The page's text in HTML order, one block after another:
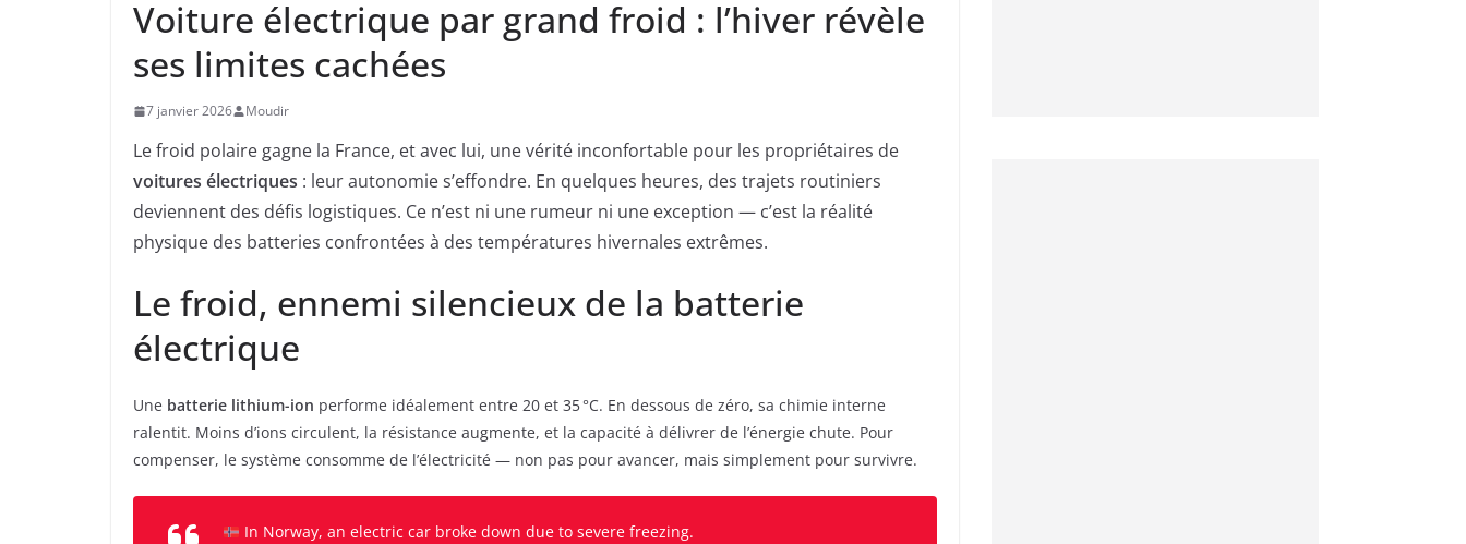
Voiture électrique par grand froid : l’hiver révèle
ses limites cachées
7 janvier 2026 Moudir
Le froid polaire gagne la France, et avec lui, une vérité inconfortable pour les propriétaires de
voitures électriques : leur autonomie s’effondre. En quelques heures, des trajets routiniers
deviennent des défis logistiques. Ce n’est ni une rumeur ni une exception — c’est la réalité
physique des batteries confrontées à des températures hivernales extrêmes.
Le froid, ennemi silencieux de la batterie
électrique
Une batterie lithium-ion performe idéalement entre 20 et 35 °C. En dessous de zéro, sa chimie interne
ralentit. Moins d’ions circulent, la résistance augmente, et la capacité à délivrer de l’énergie chute. Pour
compenser, le système consomme de l’électricité — non pas pour avancer, mais simplement pour survivre.
In Norway, an electric car broke down due to severe freezing.